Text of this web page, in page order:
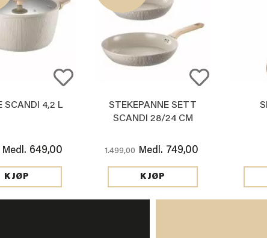
SCANDI 4,2 L
Medl. 649,00
KJØP
STEKEPANNE SETT
SCANDI 28/24 CM
1.499,00 Medl. 749,00
KJØP